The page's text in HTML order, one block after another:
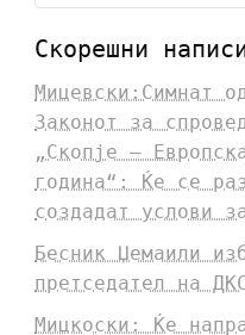
Скорешни
Мицевски:Симнат
Законот за
„Скопје –
година“: Ќе се
создадат услови
Бесник Џемаили
претседател на
Мицкоски: Ќе